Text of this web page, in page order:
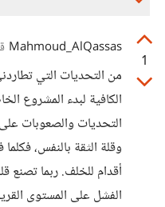
1
Mahmoud_AlQassas
من التحديات التي
الكافية لبدء المشروع
التحديات والصعوبات
وقلة الثقة بالنفس،
أقدام للخلف. ربما تصنع
الفشل على المستوى